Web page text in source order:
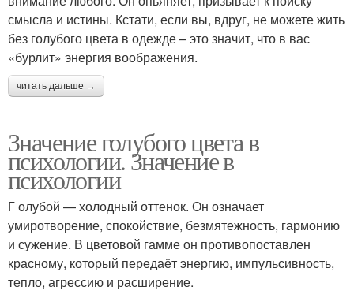
смысла и истины. Кстати, если вы, вдруг, не можете жить
без голубого цвета в одежде – это значит, что в вас
«бурлит» энергия воображения.
читать дальше →
Значение голубого цвета в
психологии. Значение в
психологии
Г олубой — холодный оттенок. Он означает
умиротворение, спокойствие, безмятежность, гармонию
и сужение. В цветовой гамме он противопоставлен
красному, который передаёт энергию, импульсивность,
тепло, агрессию и расширение.